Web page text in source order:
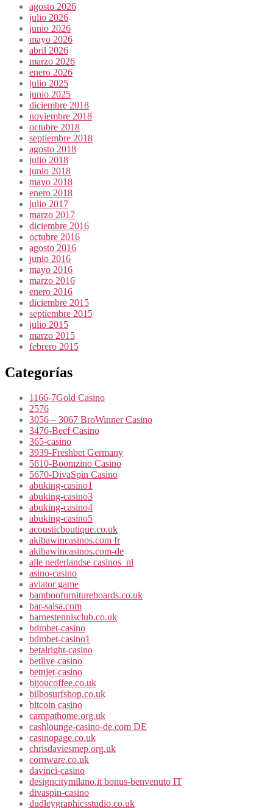
agosto 2026
julio 2026
junio 2026
mayo 2026
abril 2026
marzo 2026
enero 2026
julio 2025
junio 2025
diciembre 2018
noviembre 2018
octubre 2018
septiembre 2018
agosto 2018
julio 2018
junio 2018
mayo 2018
enero 2018
julio 2017
marzo 2017
diciembre 2016
octubre 2016
agosto 2016
junio 2016
mayo 2016
marzo 2016
enero 2016
diciembre 2015
septiembre 2015
julio 2015
marzo 2015
febrero 2015
Categorías
1166-7Gold Casino
2576
3056 – 3067 BroWinner Casino
3476-Beef Casino
365-casino
3939-Freshbet Germany
5610-Boomzino Casino
5670-DivaSpin Casino
abuking-casino1
abuking-casino3
abuking-casino4
abuking-casino5
acousticboutique.co.uk
akibawincasinos.com fr
akibawincasinos.com-de
alle nederlandse casinos_nl
asino-casino
aviator game
bamboofurnitureboards.co.uk
bar-salsa.com
barnestennisclub.co.uk
bdmbet-casino
bdmbet-casino1
betalright-casino
betlive-casino
betnjet-casino
bijoucoffee.co.uk
bilbosurfshop.co.uk
bitcoin casino
campathome.org.uk
cashlounge-casino-de.com DE
casinopage.co.uk
chrisdaviesmep.org.uk
cornware.co.uk
davinci-casino
designcitymilano.it bonus-benvenuto IT
divaspin-casino
dudleygraphicsstudio.co.uk